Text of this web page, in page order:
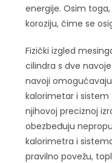
energije. Osim
koroziju, čime se
Fizički izgled
cilindra s dve
navoji
kalorimetar i sistem
njihovoj preciznoj
obezbeđuju
kalorimetra i
pravilno povežu,